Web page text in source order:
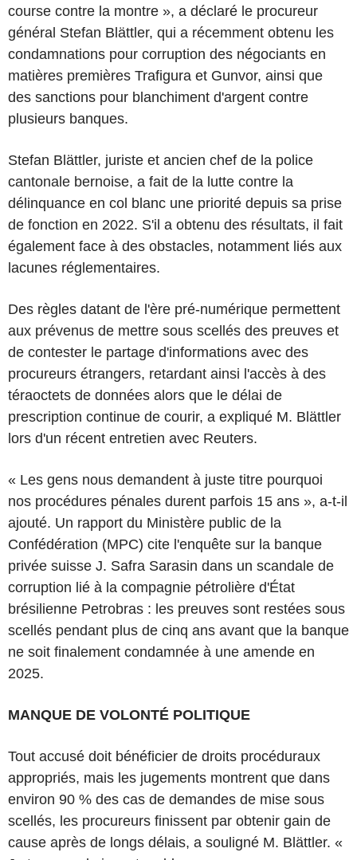
course contre la montre », a déclaré le procureur
général Stefan Blättler, qui a récemment obtenu les
condamnations pour corruption des négociants en
matières premières Trafigura et Gunvor, ainsi que
des sanctions pour blanchiment d'argent contre
plusieurs banques.
Stefan Blättler, juriste et ancien chef de la police
cantonale bernoise, a fait de la lutte contre la
délinquance en col blanc une priorité depuis sa prise
de fonction en 2022. S'il a obtenu des résultats, il fait
également face à des obstacles, notamment liés aux
lacunes réglementaires.
Des règles datant de l'ère pré-numérique permettent
aux prévenus de mettre sous scellés des preuves et
de contester le partage d'informations avec des
procureurs étrangers, retardant ainsi l'accès à des
téraoctets de données alors que le délai de
prescription continue de courir, a expliqué M. Blättler
lors d'un récent entretien avec Reuters.
« Les gens nous demandent à juste titre pourquoi
nos procédures pénales durent parfois 15 ans », a-t-il
ajouté. Un rapport du Ministère public de la
Confédération (MPC) cite l'enquête sur la banque
privée suisse J. Safra Sarasin dans un scandale de
corruption lié à la compagnie pétrolière d'État
brésilienne Petrobras : les preuves sont restées sous
scellés pendant plus de cinq ans avant que la banque
ne soit finalement condamnée à une amende en
2025.
MANQUE DE VOLONTÉ POLITIQUE
Tout accusé doit bénéficier de droits procéduraux
appropriés, mais les jugements montrent que dans
environ 90 % des cas de demandes de mise sous
scellés, les procureurs finissent par obtenir gain de
cause après de longs délais, a souligné M. Blättler. «